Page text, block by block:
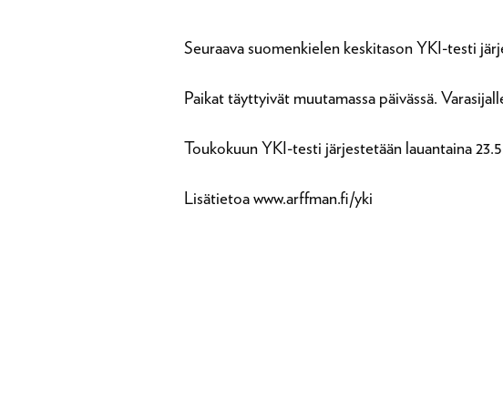
Seuraava suomenkielen keskitason YKI-testi
Paikat täyttyivät muutamassa päivässä.
Toukokuun YKI-testi järjestetään lauantaina
Lisätietoa www.arffman.fi/yki